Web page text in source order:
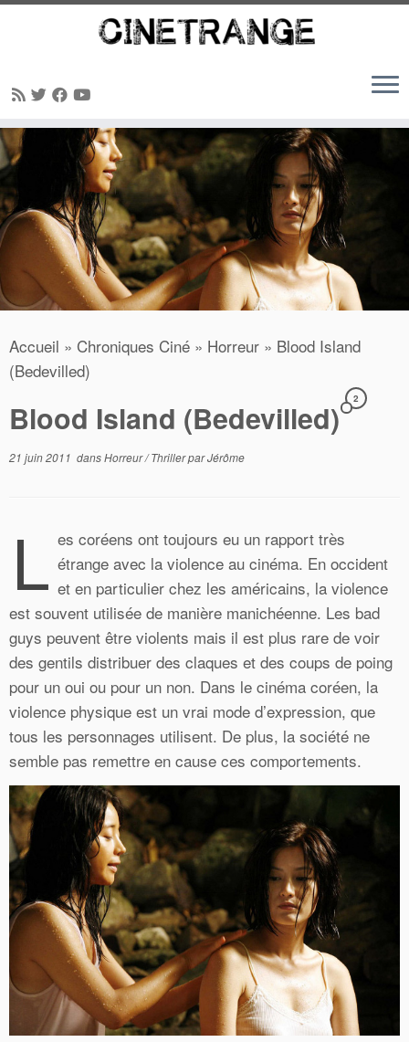
Passer
au
contenu
Accueil » Chroniques Ciné » Horreur » Blood Island
(Bedevilled)
Blood Island (Bedevilled) 2
21 juin 2011 dansHorreur/ThrillerparJérôme
L es coréens ont toujours eu un rapport très
étrange avec la violence au cinéma. En occident
et en particulier chez les américains, la violence
est souvent utilisée de manière manichéenne. Les bad
guys peuvent être violents mais il est plus rare de voir
des gentils distribuer des claques et des coups de poing
pour un oui ou pour un non. Dans le cinéma coréen, la
violence physique est un vrai mode d’expression, que
tous les personnages utilisent. De plus, la société ne
semble pas remettre en cause ces comportements.